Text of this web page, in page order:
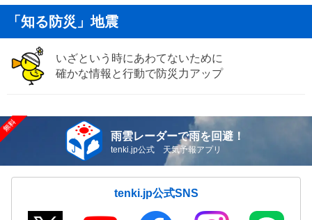
「知る防災」地震
いざという時にあわてないために
確かな情報と行動で防災力アップ
雨雲レーダーで雨を回避！
tenki.jp公式 天気予報アプリ
tenki.jp公式SNS